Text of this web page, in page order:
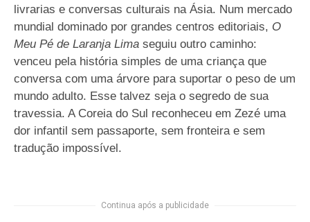
livrarias e conversas culturais na Ásia. Num mercado
mundial dominado por grandes centros editoriais, O
Meu Pé de Laranja Limaseguiu outro caminho:
venceu pela história simples de uma criança que
conversa com uma árvore para suportar o peso de um
mundo adulto. Esse talvez seja o segredo de sua
travessia. A Coreia do Sul reconheceu em Zezé uma
dor infantil sem passaporte, sem fronteira e sem
tradução impossível.
Continua após a publicidade